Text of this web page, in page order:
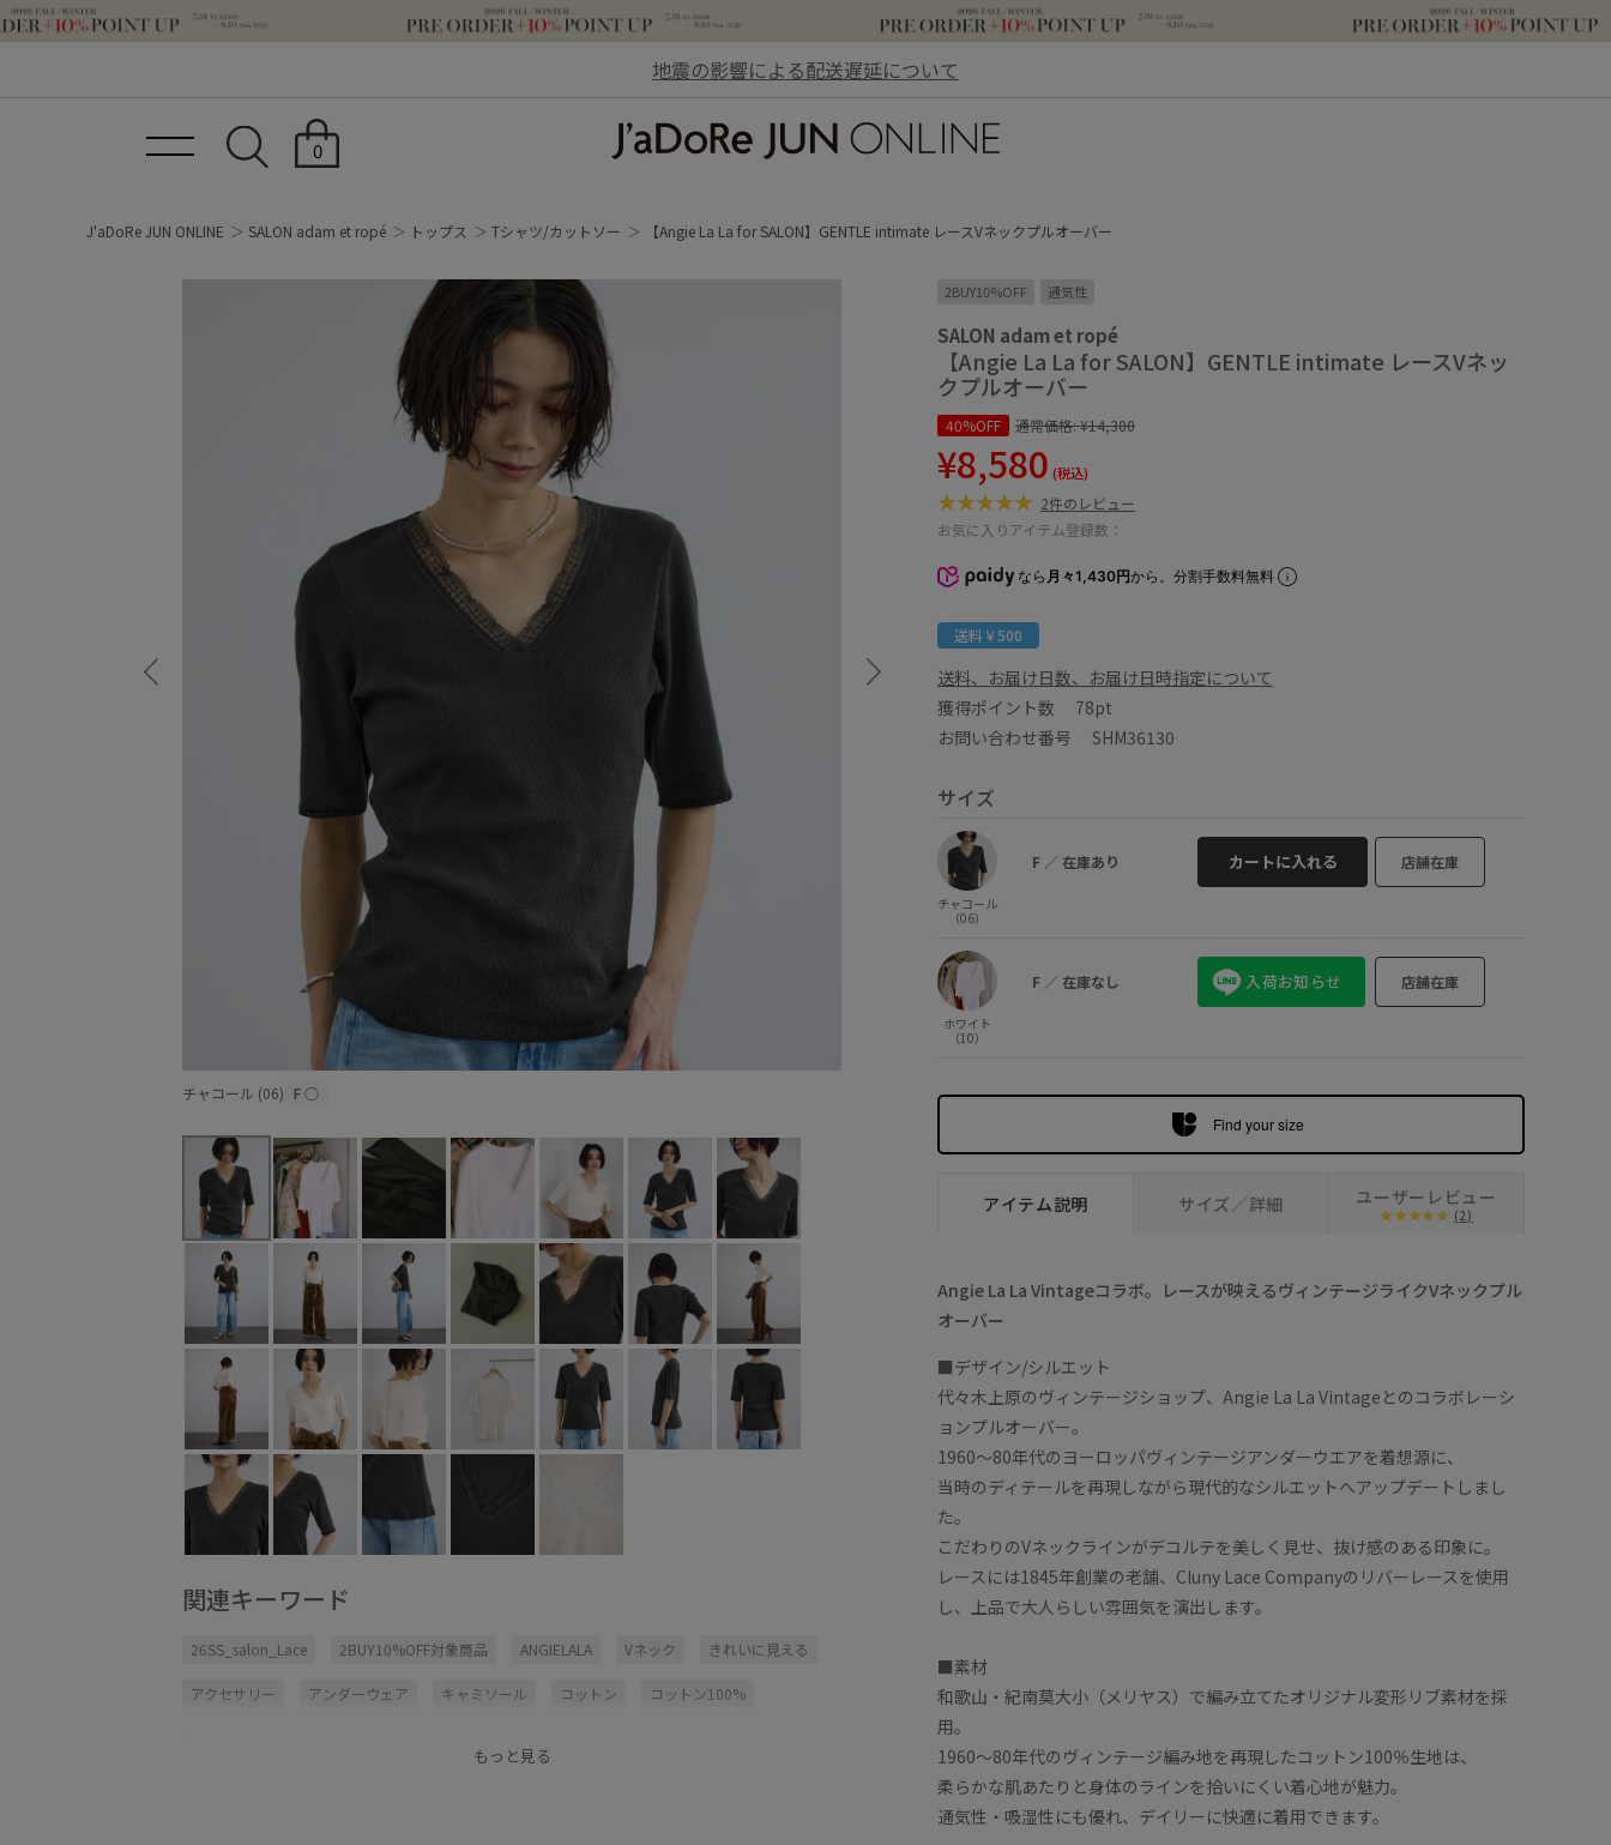
地震の影響による配送遅延について
0
J'aDoRe JUN ONLINE SALON adam et ropé トップス Tシャツ/カットソー 【Angie La La for SALON】GENTLE intimate レースVネックプルオーバー
チャコール (06) F○ ホワイト (10) F×
関連キーワード
26SS_salon_Lace 2BUY10%OFF対象商品 ANGIELALA Vネック きれいに見える
アクセサリー アンダーウェア キャミソール コットン コットン100%
もっと見る
2BUY10%OFF 通気性
SALON adam et ropé
【Angie La La for SALON】GENTLE intimate レースVネッ
クプルオーバー
40%OFF 通常価格:¥14,300
¥8,580 (税込)
2件のレビュー
お気に入りアイテム登録数：
なら 月々1,430円から。分割手数料無料
送料￥500
送料、お届け日数、お届け日時指定について
獲得ポイント数 78pt
お問い合わせ番号 SHM36130
サイズ
チャコール
（06）
F ／ 在庫あり カートに入れる 店舗在庫
ホワイト
（10）
F ／ 在庫なし 入荷お知らせ 店舗在庫
Find your size
アイテム説明 サイズ／詳細 ユーザーレビュー
(2)
Angie La La Vintageコラボ。レースが映えるヴィンテージライクVネックプル
オーバー
■デザイン/シルエット
代々木上原のヴィンテージショップ、Angie La La Vintageとのコラボレーシ
ョンプルオーバー。
1960〜80年代のヨーロッパヴィンテージアンダーウエアを着想源に、
当時のディテールを再現しながら現代的なシルエットへアップデートしまし
た。
こだわりのVネックラインがデコルテを美しく見せ、抜け感のある印象に。
レースには1845年創業の老舗、Cluny Lace Companyのリバーレースを使用
し、上品で大人らしい雰囲気を演出します。
■素材
和歌山・紀南莫大小（メリヤス）で編み立てたオリジナル変形リブ素材を採
用。
1960〜80年代のヴィンテージ編み地を再現したコットン100％生地は、
柔らかな肌あたりと身体のラインを拾いにくい着心地が魅力。
通気性・吸湿性にも優れ、デイリーに快適に着用できます。